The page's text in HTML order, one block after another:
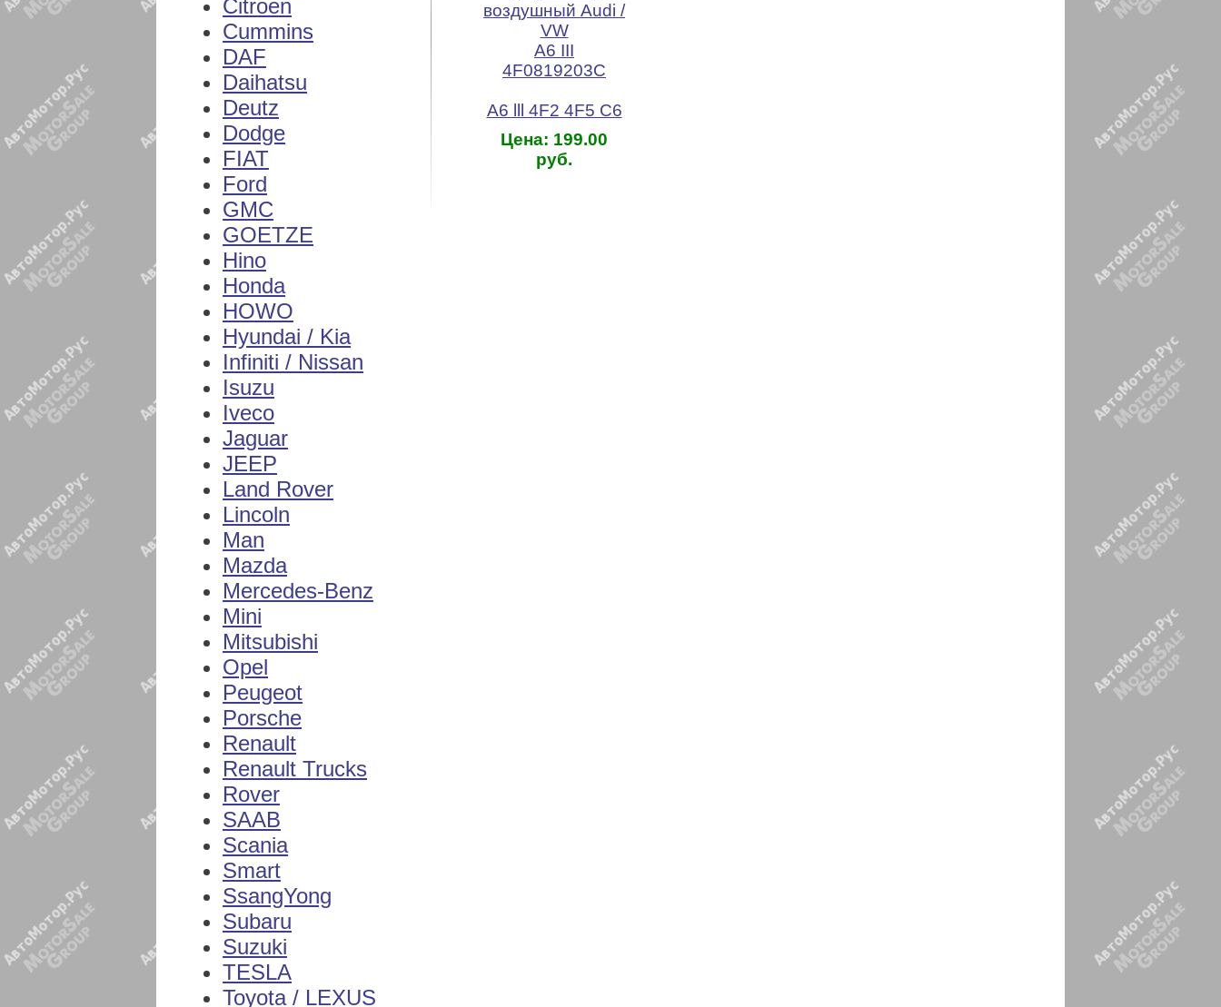
Citroen
Cummins
DAF
Daihatsu
Deutz
Dodge
FIAT
Ford
GMC
GOETZE
Hino
Honda
HOWO
Hyundai / Kia
Infiniti / Nissan
Isuzu
Iveco
Jaguar
JEEP
Land Rover
Lincoln
Man
Mazda
Mercedes-Benz
Mini
Mitsubishi
Opel
Peugeot
Porsche
Renault
Renault Trucks
Rover
SAAB
Scania
Smart
SsangYong
Subaru
Suzuki
TESLA
Toyota / LEXUS
воздушный Audi /
VW
A6 III
4F0819203C
A6 lll 4F2 4F5 C6
Цена: 199.00
руб.